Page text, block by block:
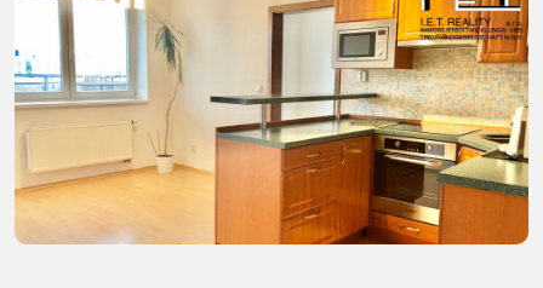
Další fotografie (17)